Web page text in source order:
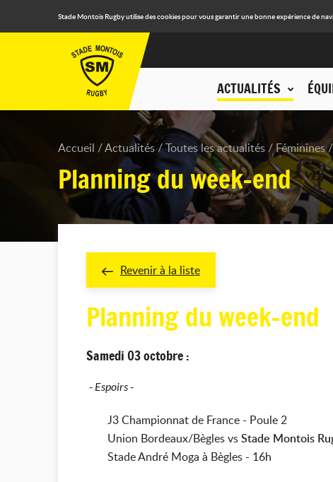
Stade Montois Rugby utilise des cookies pour vous garantir une bonne expérience de
ACTUALITÉS
Accueil Actualités Toutes les actualités Féminines
Planning du week-end
Revenir à la liste
Planning du week-end
Samedi 03 octobre :
- Espoirs -
J3 Championnat de France - Poule 2
Union Bordeaux/Bègles vsStade Montois
Stade André Moga à Bègles - 16h